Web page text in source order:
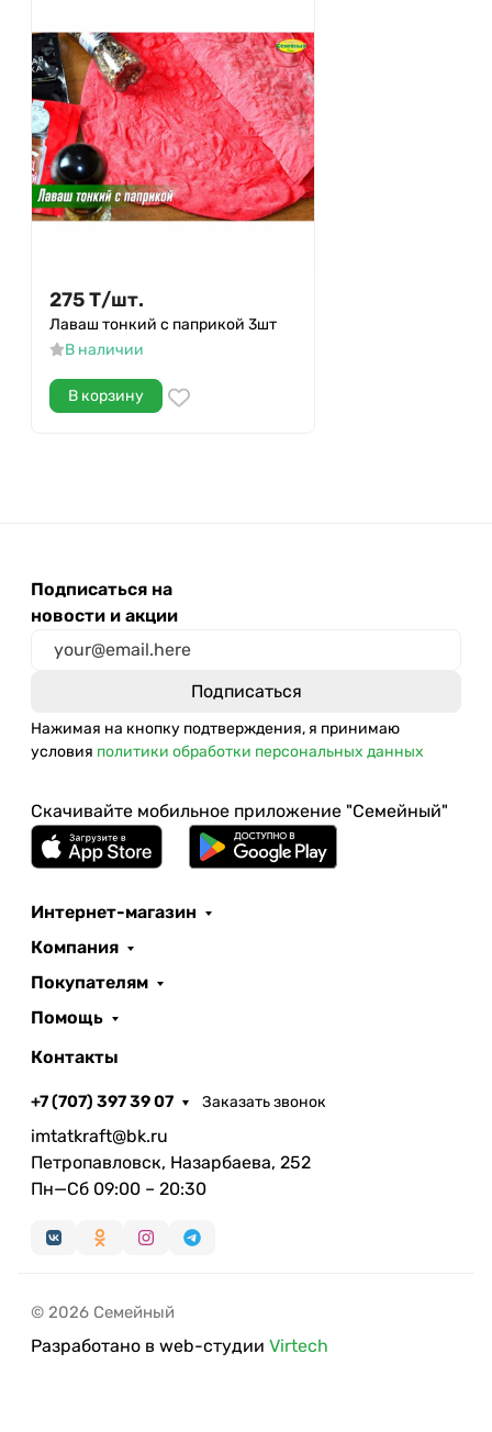
275Т/шт.
Лаваш тонкий с паприкой 3шт
В наличии
В корзину
Подписаться на
новости и акции
Нажимая на кнопку подтверждения, я принимаю
условия политики обработки персональных данных
Скачивайте мобильное приложение "Семейный"
Интернет-магазин
Компания
Покупателям
Помощь
Контакты
+7 (707) 397 39 07 Заказать звонок
imtatkraft@bk.ru
Петропавловск, Назарбаева, 252
Пн—Сб 09:00 – 20:30
© 2026 Семейный
Разработано в web-студии Virtech